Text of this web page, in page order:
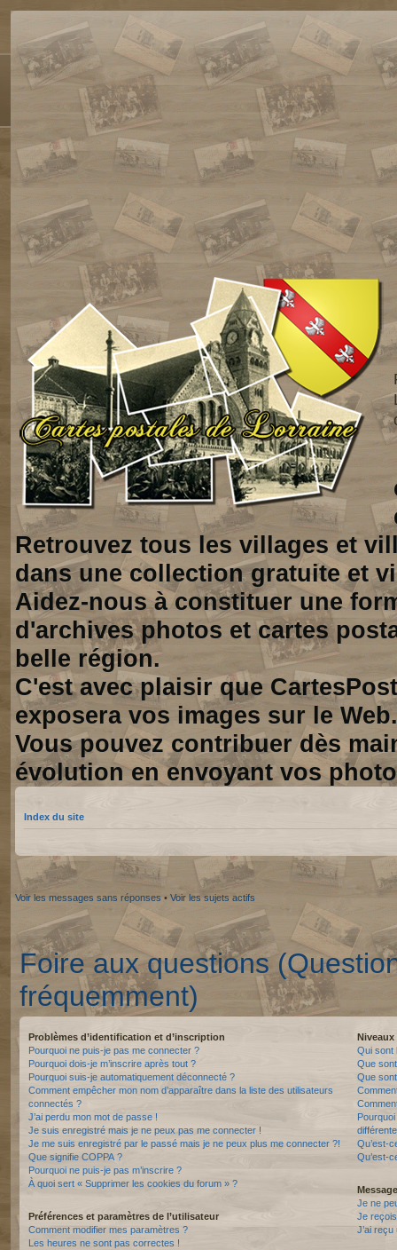
Retrouvez tous les villages et
dans une collection gratuite et
Aidez-nous à constituer une
d'archives photos et cartes
belle région.
C'est avec plaisir que
exposera vos images sur le Web.
Vous pouvez contribuer dès
évolution en envoyant vos
Index du site
Voir les messages sans réponses • Voir les sujets actifs
Foire aux questions
fréquemment)
Problèmes d’identification et d’inscription
Pourquoi ne puis-je pas me connecter ?
Pourquoi dois-je m’inscrire après tout ?
Pourquoi suis-je automatiquement déconnecté ?
Comment empêcher mon nom d’apparaître dans la liste des utilisateurs
connectés ?
J’ai perdu mon mot de passe !
Je suis enregistré mais je ne peux pas me connecter !
Je me suis enregistré par le passé mais je ne peux plus me connecter ?!
Que signifie COPPA ?
Pourquoi ne puis-je pas m’inscrire ?
À quoi sert « Supprimer les cookies du forum » ?
Préférences et paramètres de l’utilisateur
Comment modifier mes paramètres ?
Les heures ne sont pas correctes !
Niveaux
Qui sont
Que
Que
Qu’est-
Qu’est-
Je ne
Je
J’ai